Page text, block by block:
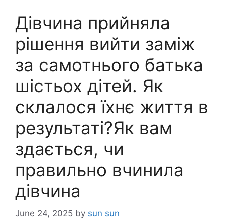
Дівчина прийняла
рішення вийти заміж
за самотнього батька
шістьох дітей. Як
склалося їхнє життя в
результаті?Як вам
здається, чи
правильно вчинила
дівчина
June 24, 2025 by sun sun